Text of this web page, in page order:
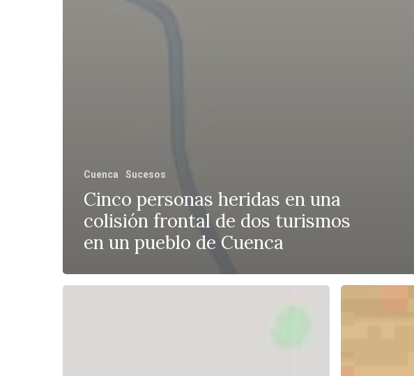
Cuenca Sucesos
Cinco personas heridas en una
colisión frontal de dos turismos
en un pueblo de Cuenca